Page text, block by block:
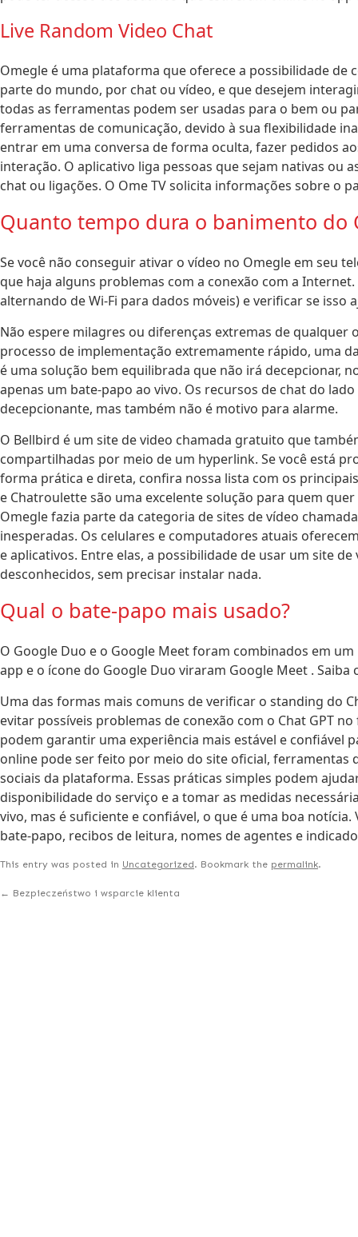
Live Random Video Chat
Omegle é uma plataforma que oferece a possibilidade de
parte do mundo, por chat ou vídeo, e que desejem
todas as ferramentas podem ser usadas para o bem ou
ferramentas de comunicação, devido à sua flexibilidade
entrar em uma conversa de forma oculta, fazer pedidos
interação. O aplicativo liga pessoas que sejam nativas ou
chat ou ligações. O Ome TV solicita informações sobre o
Quanto tempo dura o banimento do
Se você não conseguir ativar o vídeo no Omegle em seu
que haja alguns problemas com a conexão com a
alternando de Wi-Fi para dados móveis) e verificar se isso
Não espere milagres ou diferenças extremas de
processo de implementação extremamente rápido, uma
é uma solução bem equilibrada que não irá decepcionar,
apenas um bate-papo ao vivo. Os recursos de chat do
decepcionante, mas também não é motivo para alarme.
O Bellbird é um site de video chamada gratuito que
compartilhadas por meio de um hyperlink. Se você está
forma prática e direta, confira nossa lista com os
e Chatroulette são uma excelente solução para quem
Omegle fazia parte da categoria de sites de vídeo
inesperadas. Os celulares e computadores atuais
e aplicativos. Entre elas, a possibilidade de usar um site
desconhecidos, sem precisar instalar nada.
Qual o bate-papo mais usado?
O Google Duo e o Google Meet foram combinados em
app e o ícone do Google Duo viraram Google Meet .
Uma das formas mais comuns de verificar o standing do
evitar possíveis problemas de conexão com o Chat GPT
podem garantir uma experiência mais estável e confiável
online pode ser feito por meio do site oficial,
sociais da plataforma. Essas práticas simples podem
disponibilidade do serviço e a tomar as medidas
vivo, mas é suficiente e confiável, o que é uma boa
bate-papo, recibos de leitura, nomes de agentes e
This entry was posted in Uncategorized. Bookmark the permalink.
← Bezpieczeństwo i wsparcie klienta